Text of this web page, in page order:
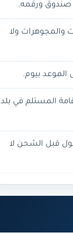
صندوق ورقّمه.
والمجوهرات ولا
الموعد بيوم.
المستلم في بلد
قبل الشحن لا